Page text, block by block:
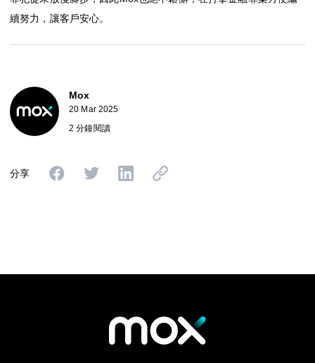
續努力，讓客戶安心。
Mox
20 Mar 2025
2 分鐘閱讀
分享